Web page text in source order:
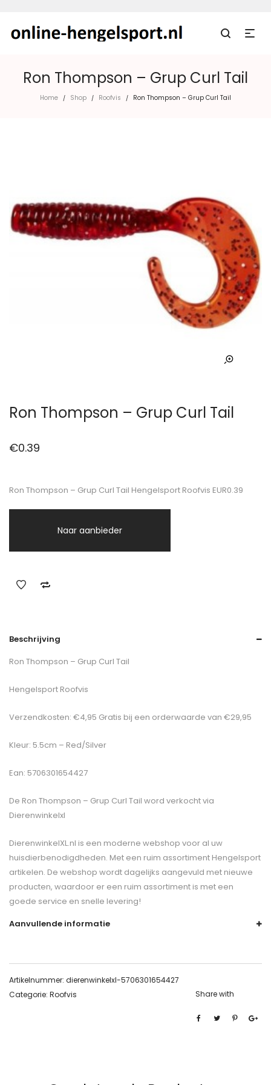
Ron Thompson – Grup Curl Tail
Home / Shop / Roofvis / Ron Thompson – Grup Curl Tail
Ron Thompson – Grup Curl Tail
€0.39
Ron Thompson – Grup Curl Tail Hengelsport Roofvis EUR0.39
Naar aanbieder
Beschrijving
Ron Thompson – Grup Curl Tail
Hengelsport Roofvis
Verzendkosten: €4,95 Gratis bij een orderwaarde van €29,95
Kleur: 5.5cm – Red/Silver
Ean: 5706301654427
De Ron Thompson – Grup Curl Tail word verkocht via
Dierenwinkelxl
DierenwinkelXL.nl is een moderne webshop voor al uw
huisdierbenodigdheden. Met een ruim assortiment Hengelsport
artikelen. De webshop wordt dagelijks aangevuld met nieuwe
producten, waardoor er een ruim assortiment is met een
goede service en snelle levering!
Aanvullende informatie
Artikelnummer: dierenwinkelxl-5706301654427
Categorie: Roofvis Share with